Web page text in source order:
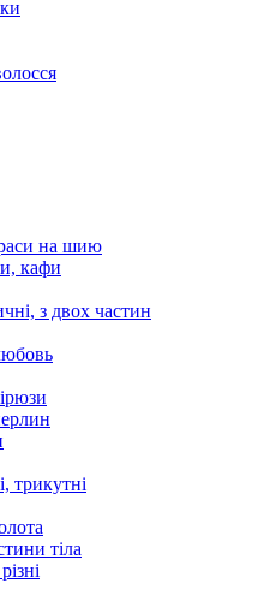
на шию
кафи
з двох частин
трикутні
тіла